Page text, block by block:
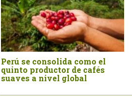
Perú se consolida como el
quinto productor de cafés
suaves a nivel global